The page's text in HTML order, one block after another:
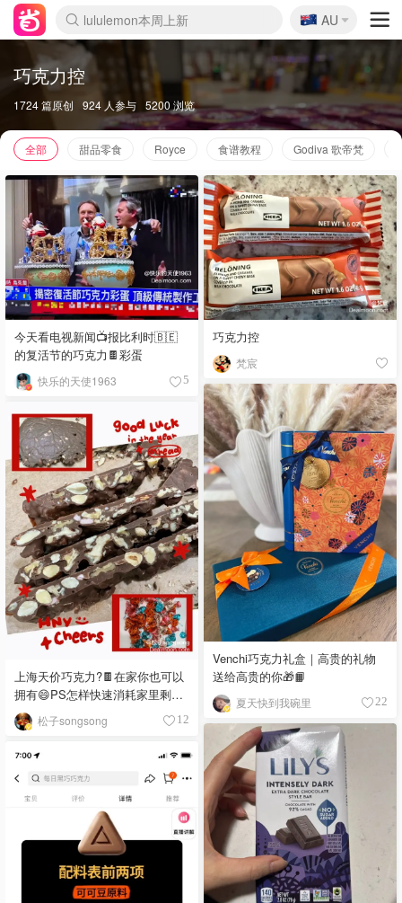
lululemon本周上新
Sasa美妆护肤3.5折
SSENSE年中3折
FreshBeauty好价汇总
Cettire降价+叠9折
Farfetch折上8折
WWS Coles超市实拍
viagogo二手票捡漏
Myer清仓1折起
The Outnet奢牌1折起
David Jones 3折起
Flannels大牌1折
Perfumes Club护肤1折
AMIRO返校季6.2折
Oweek抽奖送Airpods
Amazon折扣汇总
eToro入金$200送$50
Amazon数码好物
ICONIC本周7.5折
ThedoubleF高奢地板价
Moose Knuckles 6折
丝芙兰5折起
EUFY官网3.7折起
Selenichast首饰2折
Trip机票酒店促销
YSL送5件彩妆礼
Amazon家居好物
BIGBANG巡演开票
David Jones时尚3折
Amazon美妆护肤
雅漾大喷$8
过敏原检测盒$33
伊索独家赠50ml沐浴露
科颜氏送高保湿面霜
CW药房打折海报
SEALIFE海洋馆门票6折
丝塔芙大白罐$16
订阅Newsletter送香薰
Cult Beauty 6.8折
Harrods圣诞日历2.3折
LN-CC奢牌私促3折
d'Alba空姐喷雾$16
EVE LOM套装逆天2折
Bernardelli独家4折
Adore Beauty 6折起
CT圣诞日历
Mytheresa奢品2.7折
🇦🇺
AU
巧克力控
1724 篇原创 924 人参与 5200 浏览
全部 甜品零食 Royce 食谱教程 Godiva 歌帝梵
今天看电视新闻📺报比利时🇧🇪
的复活节的巧克力🍫彩蛋
快乐的天使1963 5
巧克力控
梵宸
Venchi巧克力礼盒｜高贵的礼物
送给高贵的你🎁📙
夏天快到我碗里 22
上海天价巧克力?🍫在家你也可以
拥有😄PS怎样快速消耗家里剩余
巧克力🍫松子songsong 12